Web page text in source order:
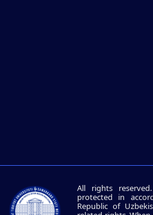
All rights
protected in
Republic of